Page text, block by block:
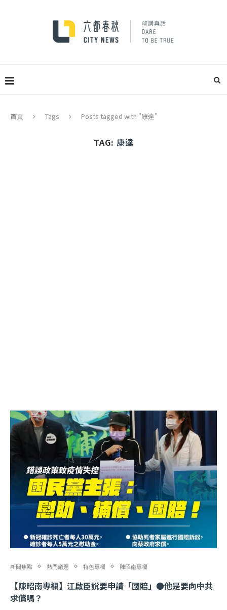
首頁 Tags Posts tagged with "康達"
TAG: 康達
新聞焦點 熱門議題 特色專欄 陳昭南專欄
【陳昭南專欄】江啟臣說要申請「國賠」●他是要向中共
求償嗎？